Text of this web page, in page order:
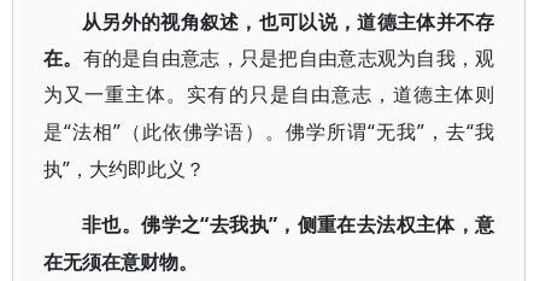
从另外的视角叙述，也可以说，道德主体并不存
在。 有的是自由意志，只是把自由意志观为自我，观
为又一重主体。实有的只是自由意志，道德主体则
是“法相”（此依佛学语）。佛学所谓“无我”，去“我
执”，大约即此义？
非也。佛学之“去我执”，侧重在去法权主体，意
在无须在意财物。